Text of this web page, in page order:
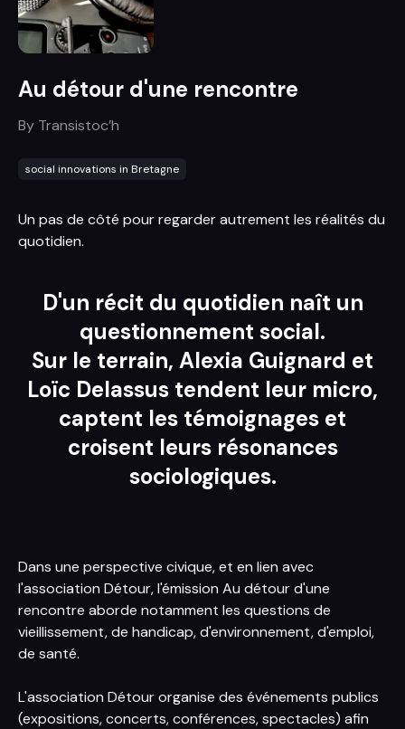
Au détour d'une rencontre
By Transistoc’h
social innovations in Bretagne
Un pas de côté pour regarder autrement les réalités du
quotidien.
D'un récit du quotidien naît un
questionnement social.
Sur le terrain, Alexia Guignard et
Loïc Delassus tendent leur micro,
captent les témoignages et
croisent leurs résonances
sociologiques.
Dans une perspective civique, et en lien avec
l'association Détour, l'émission Au détour d'une
rencontre aborde notamment les questions de
vieillissement, de handicap, d'environnement, d'emploi,
de santé.
L'association Détour organise des événements publics
(expositions, concerts, conférences, spectacles) afin